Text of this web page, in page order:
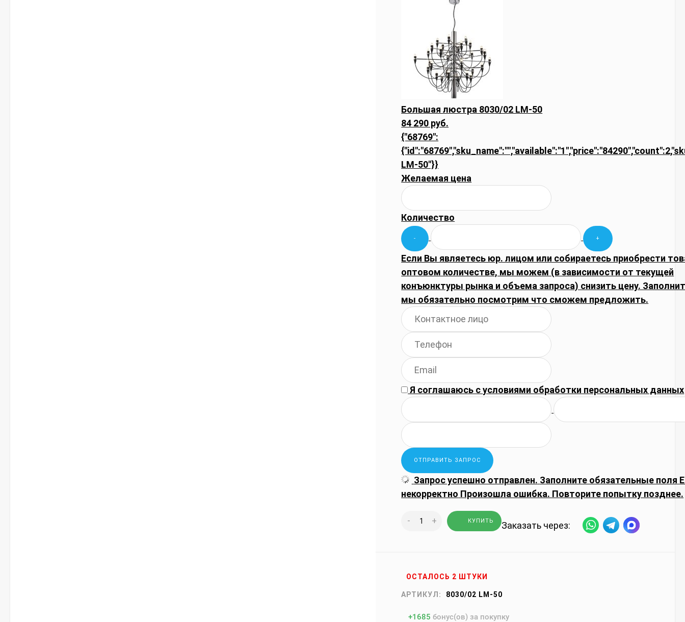
Большая люстра 8030/02 LM-50
84 290 руб.
{"68769":
LM-50"}}
Желаемая цена
Количество
Если Вы являетесь юр. лицом или собираетесь приобрести
оптовом количестве, мы можем (в зависимости от текущей
конъюнктуры рынка и объема запроса) снизить цену.
мы обязательно посмотрим что сможем предложить.
Я соглашаюсь сусловиями обработки персональных данных
Запрос успешно отправлен. Заполните обязательные поля
некорректно Произошла ошибка. Повторите попытку позднее.
- + КУПИТЬ Заказать через:
ОСТАЛОСЬ 2 ШТУКИ
АРТИКУЛ: 8030/02 LM-50
+1685 бонус(ов) за покупку